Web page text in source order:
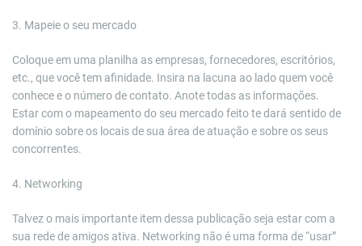
3. Mapeie o seu mercado
Coloque em uma planilha as empresas, fornecedores, escritórios,
etc., que você tem afinidade. Insira na lacuna ao lado quem você
conhece e o número de contato. Anote todas as informações.
Estar com o mapeamento do seu mercado feito te dará sentido de
domínio sobre os locais de sua área de atuação e sobre os seus
concorrentes.
4. Networking
Talvez o mais importante item dessa publicação seja estar com a
sua rede de amigos ativa. Networking não é uma forma de “usar”